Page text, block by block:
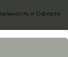
и Оферта